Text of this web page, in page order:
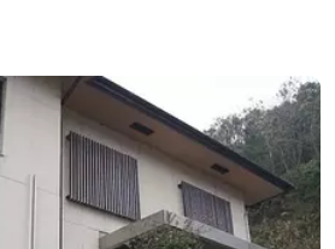
外でも、満点の星空を眺めながらテント
キャンプスタイルでおもいおもいのひと
年6月よりペット可となりました。